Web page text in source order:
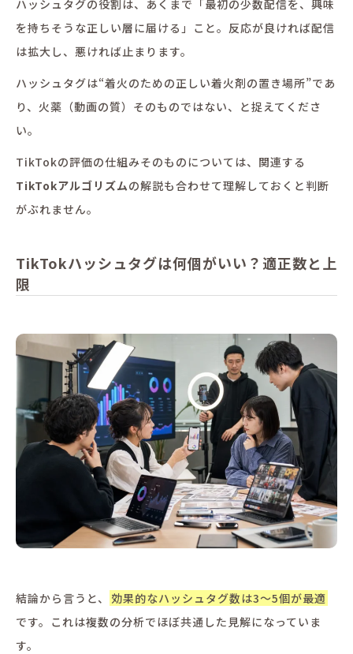
ハッシュタグの役割は、あくまで「最初の少数配信を、興味
を持ちそうな正しい層に届ける」こと。反応が良ければ配信
は拡大し、悪ければ止まります。
ハッシュタグは“着火のための正しい着火剤の置き場所”であ
り、火薬（動画の質）そのものではない、と捉えてくださ
い。
TikTokの評価の仕組みそのものについては、関連する
TikTokアルゴリズムの解説も合わせて理解しておくと判断
がぶれません。
TikTokハッシュタグは何個がいい？適正数と上
限
結論から言うと、
効果的なハッシュタグ数は3〜5個が最適
です。これは複数の分析でほぼ共通した見解になっていま
す。